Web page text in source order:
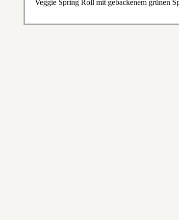
Veggie Spring Roll mit gebackenem grünen